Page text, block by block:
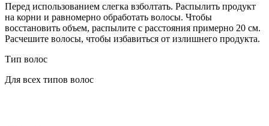
Перед использованием слегка взболтать. Распылить продукт
на корни и равномерно обработать волосы. Чтобы
восстановить объем, распылите с расстояния примерно 20 см.
Расчешите волосы, чтобы избавиться от излишнего продукта.
Тип волос
Для всех типов волос